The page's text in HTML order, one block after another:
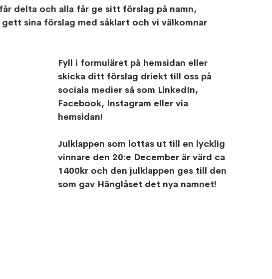
delta och alla får ge sitt förslag på namn,
sina förslag med såklart och vi välkomnar
Fyll i formuläret på hemsidan eller
skicka ditt förslag driekt till oss på
sociala medier så som LinkedIn,
Facebook, Instagram eller via
hemsidan!
Julklappen som lottas ut till en lycklig
vinnare den 20:e December är värd ca
1400kr och den julklappen ges till den
som gav Hänglåset det nya namnet!